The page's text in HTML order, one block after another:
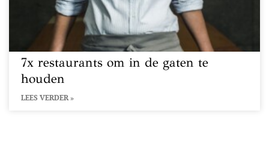
7x restaurants om in de gaten te
houden
LEES VERDER »